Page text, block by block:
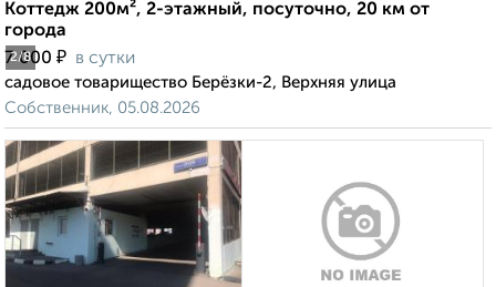
2/8
Коттедж 200м², 2-этажный, посуточно, 20 км от
города
7 000 ₽ в сутки
садовое товарищество Берёзки-2, Верхняя улица
Собственник, 05.08.2026